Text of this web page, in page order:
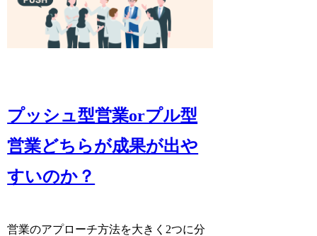
プッシュ型営業orプル型
営業どちらが成果が出や
すいのか？
営業のアプローチ方法を大きく2つに分